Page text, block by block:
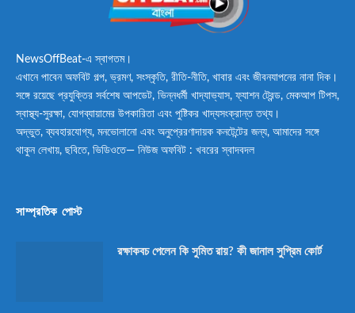
NewsOffBeat-এ স্বাগতম।
এখানে পাবেন অফবিট গল্প, ভ্রমণ, সংস্কৃতি, রীতি-নীতি, খাবার এবং জীবনযাপনের নানা দিক।
সঙ্গে রয়েছে প্রযুক্তির সর্বশেষ আপডেট, ভিন্নধর্মী খাদ্যাভ্যাস, ফ্যাশন ট্রেন্ড, মেকআপ টিপস,
স্বাস্থ্য-সুরক্ষা, যোগব্যায়ামের উপকারিতা এবং পুষ্টিকর খাদ্যসংক্রান্ত তথ্য।
অদ্ভুত, ব্যবহারযোগ্য, মনভোলানো এবং অনুপ্রেরণাদায়ক কনটেন্টের জন্য, আমাদের সঙ্গে
থাকুন লেখায়, ছবিতে, ভিডিওতে— নিউজ অফবিট : খবরের স্বাদবদল
সাম্প্রতিক পোস্ট
রক্ষাকবচ পেলেন কি সুমিত রায়? কী জানাল সুপ্রিম কোর্ট